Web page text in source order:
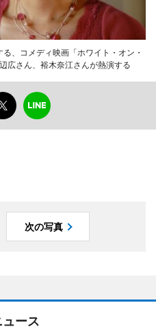
る、コメディ映画「ホワイト・オン・
広さん、裕木奈江さんが熱演する
次の写真
ース